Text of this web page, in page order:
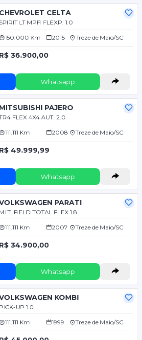
CHEVROLET CELTA
SPIRIT LT MPFI FLEXP. 1.0
150.000 Km 2015 Treze de Maio/SC
R$ 36.900,00
Whatsapp
MITSUBISHI PAJERO
FLEX 4X4 AUT. 2.0
111.111 Km 2008 Treze de Maio/SC
R$ 49.999,99
Whatsapp
PARATI
MI T. FIELD TOTAL FLEX 1.8
111.111 Km 2007 Treze de Maio/SC
R$ 34.900,00
Whatsapp
KOMBI
PICK-UP 1.0
111.111 Km 1999 Treze de Maio/SC